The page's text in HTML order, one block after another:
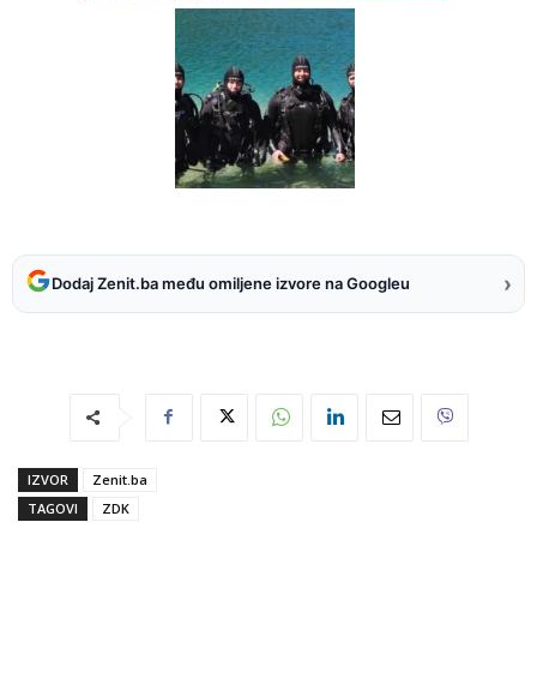
Dodaj Zenit.ba među omiljene izvore na Googleu ›
IZVOR
Zenit.ba
TAGOVI
ZDK